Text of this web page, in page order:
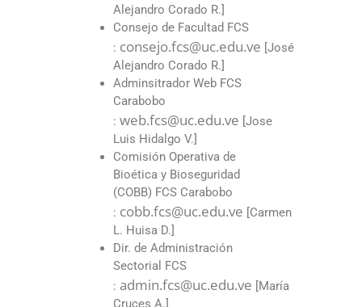
Alejandro Corado R.]
Consejo de Facultad FCS
: consejo.fcs@uc.edu.ve [José
Alejandro Corado R.]
Adminsitrador Web FCS
Carabobo
: web.fcs@uc.edu.ve [Jose
Luis Hidalgo V.]
Comisión Operativa de
Bioética y Bioseguridad
(COBB) FCS Carabobo
: cobb.fcs@uc.edu.ve [Carmen
L. Huisa D.]
Dir. de Administración
Sectorial FCS
: admin.fcs@uc.edu.ve [María
Cruces A.]